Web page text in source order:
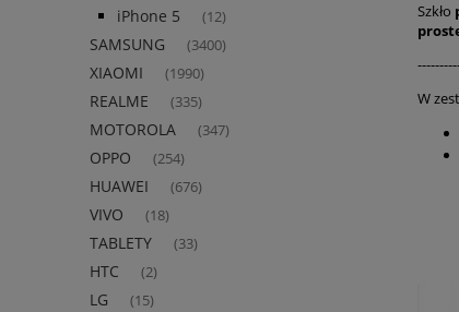
iPhone 5 (12)
SAMSUNG (3400)
XIAOMI (1990)
REALME (335)
MOTOROLA (347)
OPPO (254)
HUAWEI (676)
VIVO (18)
TABLETY (33)
HTC (2)
LG (15)
Szkło
W